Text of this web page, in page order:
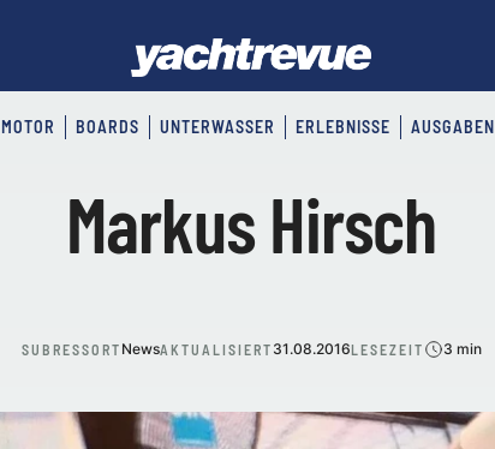
MOTOR BOARDS UNTERWASSER ERLEBNISSE AUSGABEN
Markus Hirsch
SUBRESSORT NewsAKTUALISIERT 31.08.2016LESEZEIT 3 min